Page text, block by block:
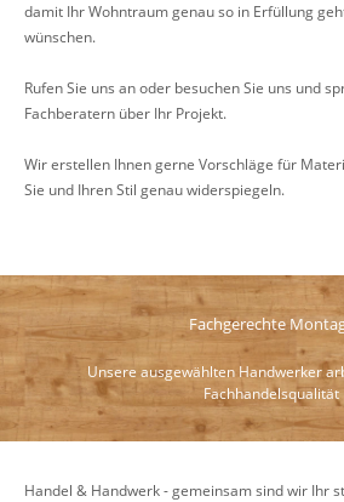
damit Ihr Wohntraum genau so in Erfüllung
wünschen.
Rufen Sie uns an oder besuchen Sie uns und
Fachberatern über Ihr Projekt.
Wir erstellen Ihnen gerne Vorschläge für
Sie und Ihren Stil genau widerspiegeln.
Fachgerechte
Unsere ausgewählten Handwerker
Fachhandelsqualität
Handel & Handwerk - gemeinsam sind wir Ihr